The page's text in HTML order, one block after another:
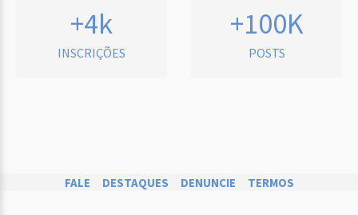
+4k
INSCRIÇÕES
+100K
POSTS
FALE DESTAQUES DENUNCIE TERMOS